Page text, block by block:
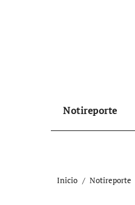
Notireporte
Inicio Notireporte